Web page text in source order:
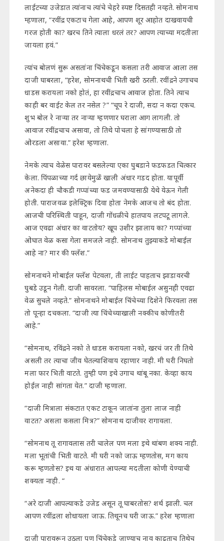
लाईटच्या उजेडात त्यांनाच त्यांचे चेहरे स्पष्ट दिसतही नव्हते. सोमनाथ
म्हणाला, “रवींद्र एकटाच गेला आहे, आपण शूर आहोत दाखवायची
गरज होती का? खरच तिने त्याला धरलं तर? आपण त्याच्या मदतीला
जायला हवं.”
त्यांच बोलणं सुरू असतांना चिंचेकडून कसला तरी आवाज आला तस
दाजी घाबरला, “हरेश, सोमनाथची भिती खरी ठरली. रवींद्रने उगाचच
धाडस करायला नको होतं, हा रवींद्रचाच आवाज होता. तिने त्याच
काही बर वाईट केल तर नसेल ?” “चूप रे दाजी, सदा न कदा एकच.
शुभ बोल रे नाऱ्या तर नाऱ्या म्हणणार घराला आग लागली. तो
आवाज रवींद्रचाच असावा, तो तिथे पोचला हे सांगण्यासाठी तो
ओरडला असावा.” हरेश म्हणाला.
नेमके त्याच वेळेस पारावर बसलेल्या एका घुबडाने फडफडत चित्कार
केला. पिंपळाच्या गर्द छायेमुळें खाली अंधार गडद होता. यापूर्वी
अनेकदा ही चौकडी गप्पांच्या फड जमवण्यासाठी येथे येऊन गेली
होती. पाराजवळ इलेक्ट्रिक दिवा होता नेमके आजच तो बंद होता.
आजची परिस्थिती पाहून, दाजी गोंधळीचे हातपाय लटपटू लागले.
आज एवढा अंधार का वाटतोय? खूप उशीर झालाय का? गप्पांच्या
ओघात वेळ कसा गेला समजले नाही. सोमनाथ तुझ्याकडे मोबाईल
आहे ना? मार की फ्लॅश.”
सोमनाथने मोबाईल फ्लॅश पेटवला, ती लाईट पाहताच झाडावरची
घुबडे उडून गेली. दाजी सावरला. “पाहिलस मोबाईल असुनही एवढा
वेळ सुचले नव्हते.” सोमनाथने मोबाईल चिंचेच्या दिशेने फिरवला तस
तो पून्हा दचकला. “दाजी त्या चिंचेच्याखाली नक्कीच कोणीतरी
आहे.”
“सोमनाथ, रविंद्रने नको ते धाडस करायला नको, खरचं जर ती तिथे
असली तर त्याचा जीव घेतल्याशिवाय रहाणार नाही. मी घरी निघतो
मला फार भिती वाटते. तुम्ही पण इथे उगाच थांबू नका. केव्हा काय
होईल नाही सांगता येत.” दाजी म्हणाला.
“दाजी मित्राला संकटात एकट टाकून जातांना तुला लाज नाही
वाटत? असला कसला मित्र?” सोमनाथ दाजीवर रागावला.
“सोमनाथ तू रागावलास तरी चालेल पण मला इथे थांबण शक्य नाही.
मला भूतांची भिती वाटते. मी घरी नको जाऊ म्हणतोस, मग काय
करू म्हणतोस? इथ या अंधारात आपल्या मदतीला कोणी येण्याची
शक्यता नाही. “
“अरे दाजी आपल्याकडे उजेड असून तू घाबरतोस? शर्थ झाली. चल
आपण रवींद्रला शोधायला जाऊ. तिथूनच घरी जाऊ.” हरेश म्हणाला
दाजी पारावरून उठला पण चिंचेकडे जाण्याच नाव काढताच तिथेच